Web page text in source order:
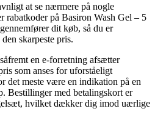
at se nærmere på nogle
rabatkoder på Basiron Wash Gel – 5
dit køb, så du er
skarpeste pris.
en e-forretning afsætter
som anses for uforståeligt
det meste være en indikation på en
Bestillinger med betalingskort er
hvilket dækker dig imod uærlige